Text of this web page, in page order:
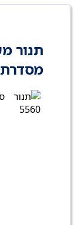
מסדרת ELEGANT 5560